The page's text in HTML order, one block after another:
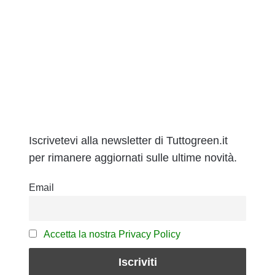
Iscrivetevi alla newsletter di Tuttogreen.it
per rimanere aggiornati sulle ultime novità.
Email
Accetta la nostra Privacy Policy